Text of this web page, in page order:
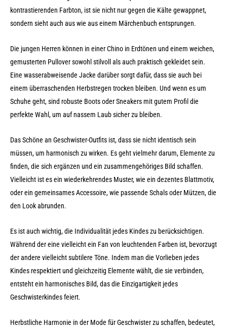
kontrastierenden Farbton, ist sie nicht nur gegen die Kälte gewappnet,
sondern sieht auch aus wie aus einem Märchenbuch entsprungen.
Die jungen Herren können in einer Chino in Erdtönen und einem weichen,
gemusterten Pullover sowohl stilvoll als auch praktisch gekleidet sein.
Eine wasserabweisende Jacke darüber sorgt dafür, dass sie auch bei
einem überraschenden Herbstregen trocken bleiben. Und wenn es um
Schuhe geht, sind robuste Boots oder Sneakers mit gutem Profil die
perfekte Wahl, um auf nassem Laub sicher zu bleiben.
Das Schöne an Geschwister-Outfits ist, dass sie nicht identisch sein
müssen, um harmonisch zu wirken. Es geht vielmehr darum, Elemente zu
finden, die sich ergänzen und ein zusammengehöriges Bild schaffen.
Vielleicht ist es ein wiederkehrendes Muster, wie ein dezentes Blattmotiv,
oder ein gemeinsames Accessoire, wie passende Schals oder Mützen, die
den Look abrunden.
Es ist auch wichtig, die Individualität jedes Kindes zu berücksichtigen.
Während der eine vielleicht ein Fan von leuchtenden Farben ist, bevorzugt
der andere vielleicht subtilere Töne. Indem man die Vorlieben jedes
Kindes respektiert und gleichzeitig Elemente wählt, die sie verbinden,
entsteht ein harmonisches Bild, das die Einzigartigkeit jedes
Geschwisterkindes feiert.
Herbstliche Harmonie in der Mode für Geschwister zu schaffen, bedeutet,